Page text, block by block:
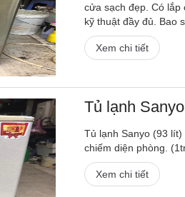
cửa sạch đẹp. Có lắp
kỹ thuật đầy đủ. Bao
Xem chi tiết
Tủ lạnh
Tủ lạnh Sanyo (93
chiếm diện phòng.
Xem chi tiết